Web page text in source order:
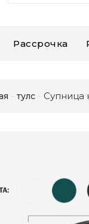
Рассрочка
тулс Супница